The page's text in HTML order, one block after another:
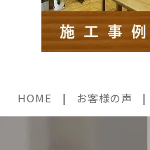
HOME | お客様の声 |